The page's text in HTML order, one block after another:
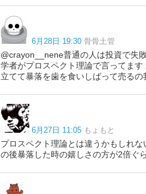
6月28日 19:30 骨骨土管
@crayon__nene普通の人は投資で失
学者がプロスペクト理論で言ってま
立てて暴落を歯を食いしばって売る
6月27日 11:05 もょもと
プロスペクト理論とは違うかもしれ
の後暴落した時の嬉しさの方が2倍ぐ